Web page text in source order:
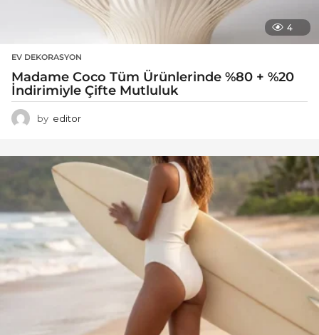
4
EV DEKORASYON
Madame Coco Tüm Ürünlerinde %80 + %20
İndirimiyle Çifte Mutluluk
by editor